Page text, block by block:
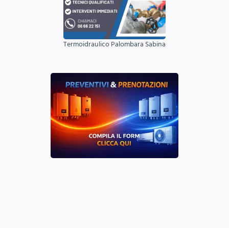
Termoidraulico Palombara Sabina